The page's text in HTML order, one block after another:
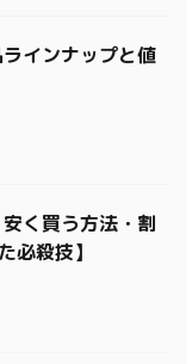
インナップと値
く買う方法・割
必殺技】